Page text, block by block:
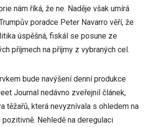
nám říká, že ne. Naděje však umírá
poradce Peter Navarro věří, že
úspěšná, fiskál se posune ze
příjmech na příjmy z vybraných cel.
bude navýšení denní produkce
Journal nedávno zveřejnil článek,
těžařů, která nevyznívala s ohledem na
pozitivně. Nehledě na deregulaci